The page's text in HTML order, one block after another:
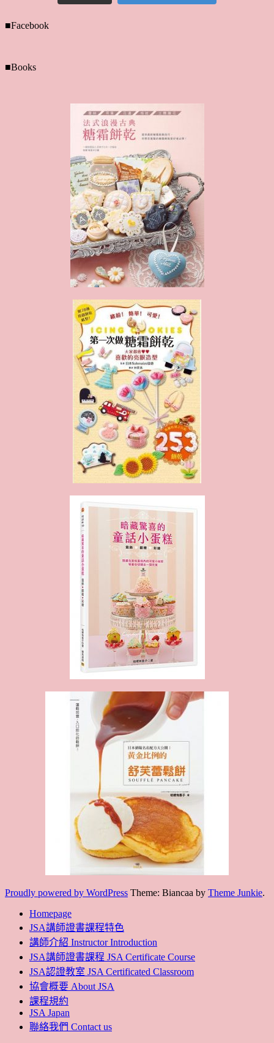
■Facebook
■Books
Proudly powered by WordPress Theme: Biancaa by Theme Junkie.
Homepage
JSA講師證書課程特色
講師介紹 Instructor Introduction
JSA講師證書課程 JSA Certificate Course
JSA認證教室 JSA Certificated Classroom
協會概要 About JSA
課程規約
JSA Japan
聯絡我們 Contact us